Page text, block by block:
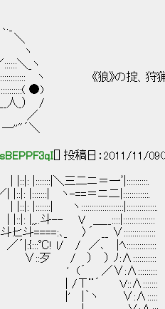
ヽ
の掟、狩猟者でな
●)
） /
＼
[] 投稿日：2011/11/
|::|: |:::::::|＼三二ニ＝一ﾞ|::::::::::.
| |::|: |:::::::| ヽ-==＝ニ二|::::::::::::.
| |::|: |:::::::| ヽ::::::::::::::::::::|::::::::::::::.
| |::|: |,,..斗-- V ＿__::::|:::::::::::::::
斗:ヒ斗====:､_ 〉´ __ ∨:::::::::::::::
´|:{:::℃! l/ / ／､ |ﾍ
） ﾉ:∧:::::::::::
掟を破り狩猟
Ｖ::∧:::::::
もはや《狼